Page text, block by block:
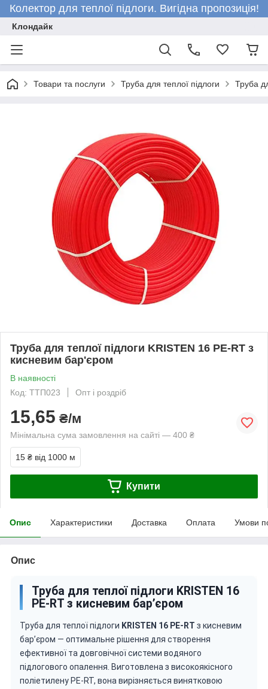
Колектор для теплої підлоги. Вигідна пропозиція!
Клондайк
Товари та послуги Труба для теплої підлоги Труба
Труба для теплої підлоги KRISTEN 16 PE-RT з
кисневим бар'єром
В наявності
Код: ТТП023
Опт і роздріб
15,65 ₴/м
Мінімальна сума замовлення на сайті — 400 ₴
15 ₴ від 1000 м
Купити
Опис Характеристики Доставка Оплата Умови
Опис
Труба для теплої підлоги KRISTEN 16
PE-RT з кисневим бар’єром
Труба для теплої підлоги KRISTEN 16 PE-RT з кисневим
бар’єром — оптимальне рішення для створення
ефективної та довговічної системи водяного
підлогового опалення. Виготовлена з високоякісного
поліетилену PE-RT, вона вирізняється винятковою